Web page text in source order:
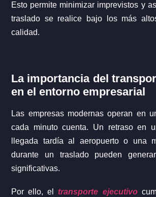
Esto permite minimizar imprevistos y
traslado se realice bajo los más
calidad.
La importancia del
en el entorno empresarial
Las empresas modernas operan en
cada minuto cuenta. Un retraso en
llegada tardía al aeropuerto o una
durante un traslado pueden
significativas.
Por ello, el transporte ejecutivo